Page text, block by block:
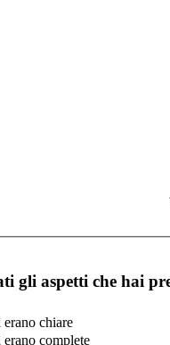
gli aspetti che hai
chiare
complete